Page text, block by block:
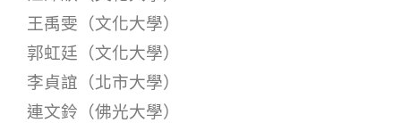
王禹雯（文化大學）
郭虹廷（文化大學）
李貞誼（北市大學）
連文鈴（佛光大學）